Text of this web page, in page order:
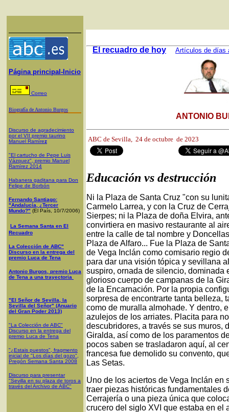
Página principal-Inicio
Correo
Biografía de Antonio Burgos
Discurso de agradecimiento
por el VII premio taurino
Manuel Ramírez
"El cartucho de Pepe Luis
Vázquez", premio Manuel
Ramírez 2014
Habanera gaditana para Don
Felipe de Borbón
Fernando Santiago:
"Andalucía, ¿Tercer
Mundo?" (El País, 10/7/2006)
La Semana Santa en El
Recuadro
La Colección de ABC"
Discurso en la entrega del
premio Luca de Tena
Antonio Burgos, premio Luca
de Tena a una trayectoria
"El Señor de Sevilla, la
Sevilla del Señor" (Anuario
del Gran Poder 2013)
"La Colección de ABC"
Discurso en la entrega del
premio Luca de Tena
"¿Estais puestos", fragmento
inicial de "Los días del gozo",
Pregón Semana Santa 2008
Discurso para presentar
"Sevilla en su plaza de toros a
través del Archivo de ABC"
El recuadro de hoy Artículos de días
ANTONIO
ABC de Sevilla, 24 de octubre de 2023
Educación vs destrucción
Ni la Plaza de Santa Cruz "con su
Carmelo Larrea, y con la Cruz de
Sierpes; ni la Plaza de doña Elvira,
convirtiera en masivo restaurante al
entre la calle de tal nombre y
Plaza de Alfaro... Fue la Plaza de
de Vega Inclán como comisario regio
para dar una visión tópica y sevillana
suspiro, ornada de silencio, dominada
glorioso cuerpo de campanas de la
de la Encarnación. Por la propia
sorpresa de encontrarte tanta belleza,
como de muralla almohade. Y dentro,
azulejos de los arriates. Placita para
descubridores, a través se sus muros,
Giralda, así como de los paramentos
pocos saben se trasladaron aquí, al
francesa fue demolido su convento,
Las Setas.
Uno de los aciertos de Vega Inclán
traer piezas históricas fundamentales
Cerrajería o una pieza única que
crucero del siglo XVI que estaba en el